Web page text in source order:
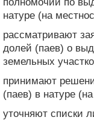
натуре (на
рассматривают
долей (паев) о
земельных
принимают
(паев) в натуре
уточняют списки